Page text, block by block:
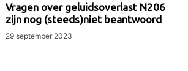
Vragen over geluidsoverlast N206
zijn nog (steeds)niet beantwoord
29 september 2023